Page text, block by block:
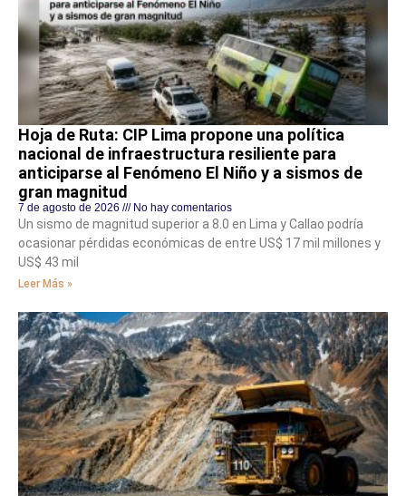
Hoja de Ruta: CIP Lima propone una política
nacional de infraestructura resiliente para
anticiparse al Fenómeno El Niño y a sismos de
gran magnitud
7 de agosto de 2026 No hay comentarios
Un sismo de magnitud superior a 8.0 en Lima y Callao podría
ocasionar pérdidas económicas de entre US$ 17 mil millones y
US$ 43 mil
Leer Más »